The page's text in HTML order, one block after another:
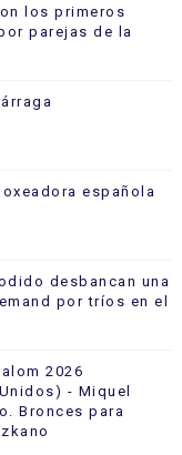
los primeros
parejas de la
española
desbancan una
por tríos en el
2026
- Miquel
Bronces para